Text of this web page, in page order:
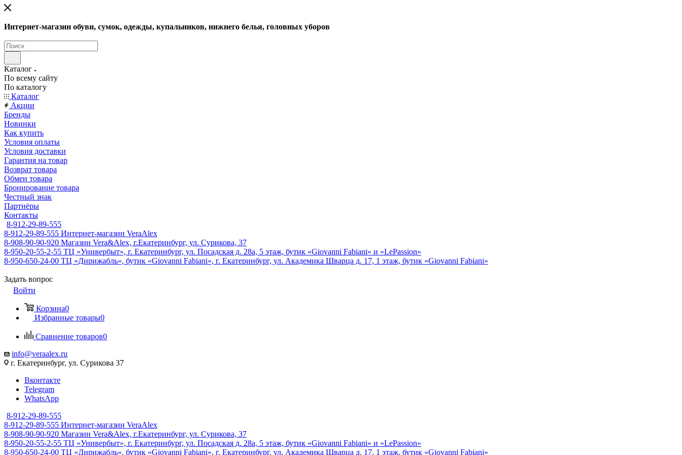
Интернет-магазин обуви, сумок, одежды, купальников, нижнего белья, головных уборов
Каталог
По всему сайту
По каталогу
Каталог
Акции
Бренды
Новинки
Как купить
Условия оплаты
Условия доставки
Гарантия на товар
Возврат товара
Обмен товара
Бронирование товара
Честный знак
Партнёры
Контакты
8-912-29-89-555
8-912-29-89-555 Интернет-магазин VeraAlex
8-908-90-90-920 Магазин Vera&Alex, г.Екатеринбург, ул. Сурикова, 37
8-950-20-55-2-55 ТЦ «Универбыт», г. Екатеринбург, ул. Посадская д. 28а, 5 этаж, бутик «Giovanni Fabiani» и «LePassion»
8-950-650-24-00 ТЦ «Дирижабль», бутик «Giovanni Fabiani», г. Екатеринбург, ул. Академика Шварца д. 17, 1 этаж, бутик «Giovanni Fabiani»
Задать вопрос
Войти
Корзина0
Избранные товары0
Сравнение товаров0
info@veraalex.ru
г. Екатеринбург, ул. Сурикова 37
Вконтакте
Telegram
WhatsApp
8-912-29-89-555
8-912-29-89-555 Интернет-магазин VeraAlex
8-908-90-90-920 Магазин Vera&Alex, г.Екатеринбург, ул. Сурикова, 37
8-950-20-55-2-55 ТЦ «Универбыт», г. Екатеринбург, ул. Посадская д. 28а, 5 этаж, бутик «Giovanni Fabiani» и «LePassion»
8-950-650-24-00 ТЦ «Дирижабль», бутик «Giovanni Fabiani», г. Екатеринбург, ул. Академика Шварца д. 17, 1 этаж, бутик «Giovanni Fabiani»